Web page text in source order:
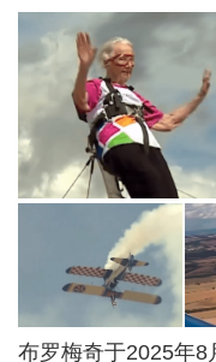
布罗梅奇于2025年8